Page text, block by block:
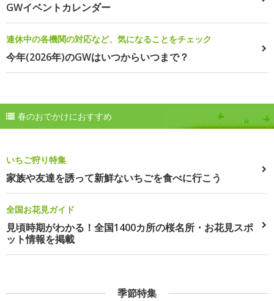
GWイベントカレンダー
連休中の各機関の対応など、気になることをチェック
今年(2026年)のGWはいつからいつまで？
春のおでかけにおすすめ
いちご狩り特集
家族や友達を誘って新鮮ないちごを食べに行こう
全国お花見ガイド
見頃時期がわかる！全国1400カ所の桜名所・お花見スポ
ット情報を掲載
季節特集